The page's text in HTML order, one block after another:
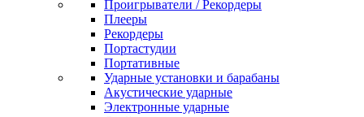
Проигрыватели / Рекордеры
Плееры
Рекордеры
Портастудии
Портативные
Ударные установки и барабаны
Акустические ударные
Электронные ударные